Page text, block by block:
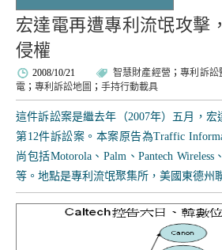
宏達電再遭專利流氓攻擊
侵權
2008/10/21 智慧財產經營 ； 專利訴訟
電 ； 專利訴訟地圖 ； 手持行動載具
這件訴訟案是繼去年（2007年）五月，宏
第12件訴訟案。本案原告為Traffic
尚包括Motorola、Palm、Pantech Wireless
等。地點是專利流氓聚集所，美國東德州